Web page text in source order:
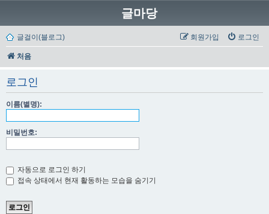
글마당
글걸이(블로그) 로그인
회원가입
처음
로그인
이름(별명):
비밀번호:
자동으로 로그인 하기
접속 상태에서 현재 활동하는 모습을 숨기기